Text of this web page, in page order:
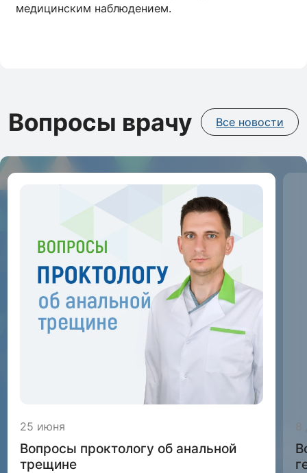
медицинским наблюдением.
Вопросы врачу Все новости
25 июня
Вопросы проктологу об анальной
трещине
8